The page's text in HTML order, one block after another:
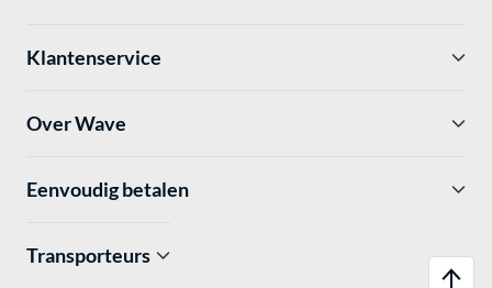
Klantenservice
Over Wave
Eenvoudig betalen
Transporteurs